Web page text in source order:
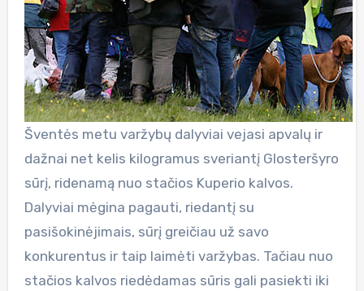
Šventės metu varžybų dalyviai vejasi apvalų ir
dažnai net kelis kilogramus sveriantį Glosteršyro
sūrį, ridenamą nuo stačios Kuperio kalvos.
Dalyviai mėgina pagauti, riedantį su
pasišokinėjimais, sūrį greičiau už savo
konkurentus ir taip laimėti varžybas. Tačiau nuo
stačios kalvos riedėdamas sūris gali pasiekti iki